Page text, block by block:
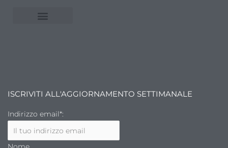
ISCRIVITI ALL'AGGIORNAMENTO SETTIMANALE
Indirizzo email*: